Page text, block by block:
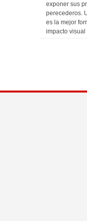
exponer sus
perecederos.
es la mejor
impacto visual